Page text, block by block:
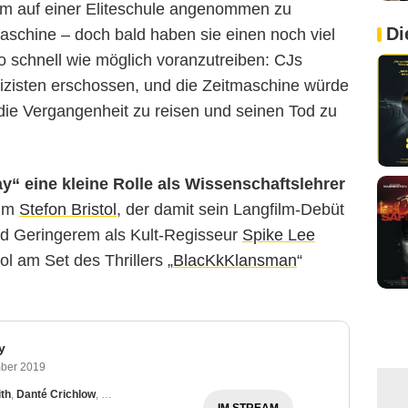
auf einer Eliteschule angenommen zu
– doch bald haben sie einen noch viel
schnell wie möglich voranzutreiben: CJs
erschossen, und die Zeitmaschine würde
Vergangenheit zu reisen und seinen Tod zu
eine kleine Rolle als Wissenschaftslehrer
Stefon Bristol , der damit sein Langfilm-Debüt
Geringerem als Kult-Regisseur Spike Lee
am Set des Thrillers „BlacKkKlansman“
2019
, Danté Crichlow, Brian Bradley